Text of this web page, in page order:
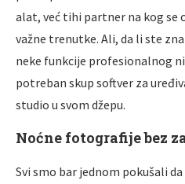
alat, već tihi partner na kog se
važne trenutke. Ali, da li ste
neke funkcije profesionalnog
potreban skup softver za
studio u svom džepu.
Noćne fotografije bez
Svi smo bar jednom pokušali